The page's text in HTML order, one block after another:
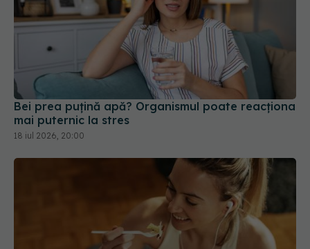
Bei prea puțină apă? Organismul poate reacționa
mai puternic la stres
18 iul 2026, 20:00